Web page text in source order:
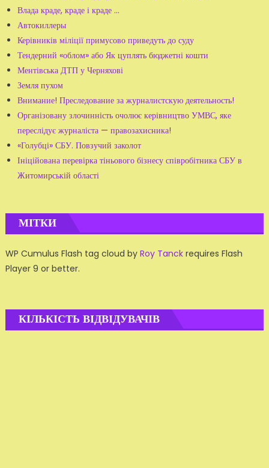
Влада краде, краде і краде ...
Автокиллеры
Керівників міліції примусово приведуть до суду
Тендерний «облом» або Як цуплять бюджетні кошти
Ментівська ДТП у Черняхові
Земля пухом
Внимание! Преследование за журналистскую деятельность!
Організовану злочинність очолює керівництво УМВС, яке
переслідує журналіста — правозахисника!
«Голубці» СБУ. Повзучий заколот
Ініційована перевірка тіньового бізнесу співробітника СБУ в
Житомирській області
МІТКИ
WP Cumulus Flash tag cloud by Roy Tanckrequires Flash
Player 9 or better.
КІЛЬКІСТЬ ВІДВІДУВАЧІВ